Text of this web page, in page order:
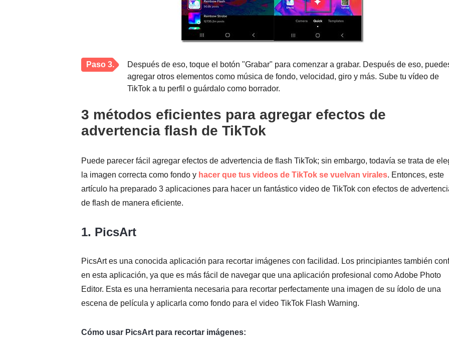
Paso 3.
Después de eso, toque el botón "Grabar" para comenzar a grabar. Después de eso,
agregar otros elementos como música de fondo, velocidad, giro y más. Sube tu vídeo de
TikTok a tu perfil o guárdalo como borrador.
3 métodos eficientes para agregar efectos de
advertencia flash de TikTok
Puede parecer fácil agregar efectos de advertencia de flash TikTok; sin embargo, todavía se trata de
la imagen correcta como fondo y hacer que tus videos de TikTok se vuelvan virales. Entonces, este
artículo ha preparado 3 aplicaciones para hacer un fantástico video de TikTok con efectos de
de flash de manera eficiente.
1. PicsArt
PicsArt es una conocida aplicación para recortar imágenes con facilidad. Los principiantes también
en esta aplicación, ya que es más fácil de navegar que una aplicación profesional como Adobe Photo
Editor. Esta es una herramienta necesaria para recortar perfectamente una imagen de su ídolo de una
escena de película y aplicarla como fondo para el video TikTok Flash Warning.
Cómo usar PicsArt para recortar imágenes: